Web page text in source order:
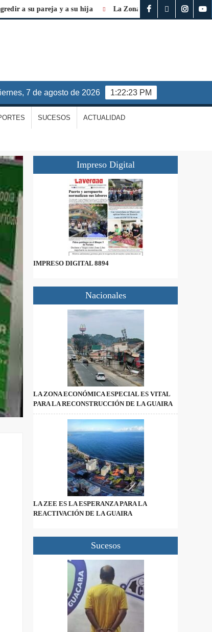
a su pareja y a su hija La Zona Económica Especial es
1:22:24 PM
viernes, 7 de agosto de 2026
SUCESOS ACTUALIDAD
Impreso Digital
IMPRESO DIGITAL 8894
Nacionales
LA ZONA ECONÓMICA ESPECIAL ES VITAL
PARA LA RECONSTRUCCIÓN DE LA GUAIRA
LA ZEE ES LA ESPERANZA PARA LA
REACTIVACIÓN DE LA GUAIRA
Sucesos